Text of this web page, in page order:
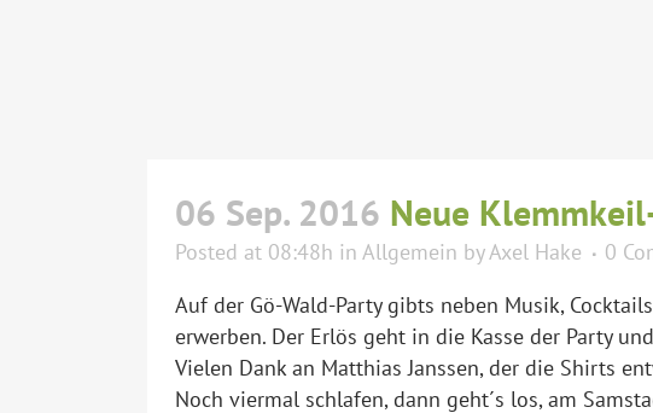
06 Sep. 2016 Neue
Posted at 08:48h in Allgemein byAxel Hake 0
Auf der Gö-Wald-Party gibts neben Musik,
erwerben. Der Erlös geht in die Kasse der Party
Vielen Dank an Matthias Janssen, der die Shirts
Noch viermal schlafen, dann geht´s los, am